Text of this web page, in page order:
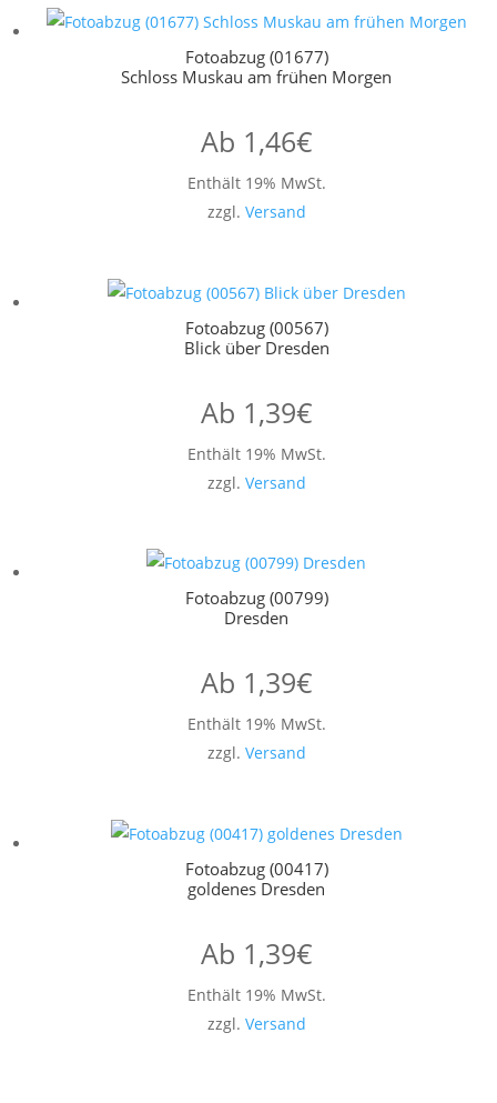
Fotoabzug (01677)
Schloss Muskau am frühen Morgen
Ab 1,46€
Enthält 19% MwSt.
zzgl. Versand
Fotoabzug (00567)
Blick über Dresden
Ab 1,39€
Enthält 19% MwSt.
zzgl. Versand
Fotoabzug (00799)
Dresden
Ab 1,39€
Enthält 19% MwSt.
zzgl. Versand
Fotoabzug (00417)
goldenes Dresden
Ab 1,39€
Enthält 19% MwSt.
zzgl. Versand